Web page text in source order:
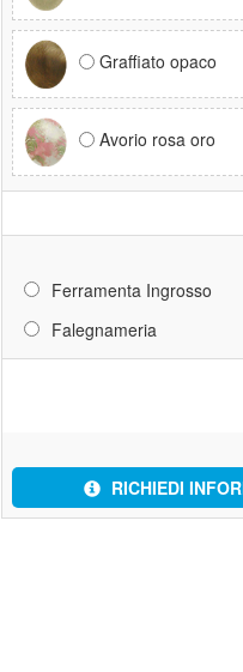
Graffiato opaco
Avorio rosa oro
Ferramenta Ingrosso
Falegnameria
RICHIEDI